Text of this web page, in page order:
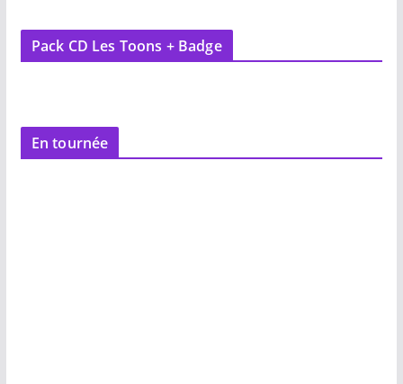
Pack CD Les Toons + Badge
En tournée